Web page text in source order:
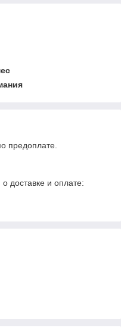
предоплате.
доставке и оплате: